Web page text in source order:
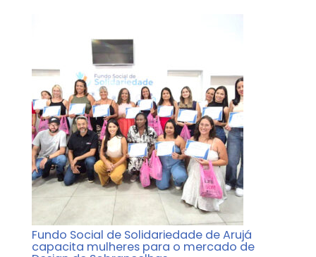
Fundo Social de Solidariedade de Arujá
capacita mulheres para o mercado de